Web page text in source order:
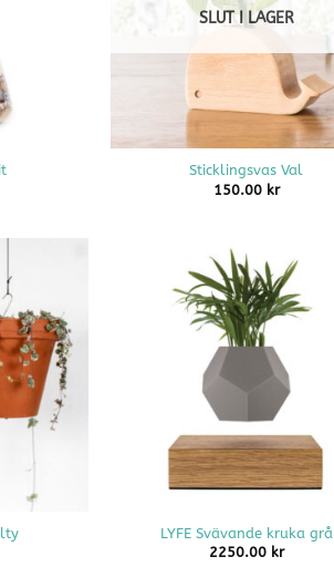
SLUT I LAGER
Sticklingsvas Val
150.00 kr
LYFE Svävande kruka grå
2250.00 kr